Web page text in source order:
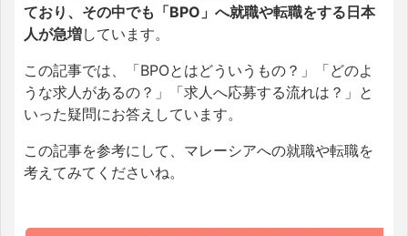
ており、その中でも「BPO」へ就職や転職をする日本
人が急増しています。
この記事では、「BPOとはどういうもの？」「どのよ
うな求人があるの？」「求人へ応募する流れは？」と
いった疑問にお答えしています。
この記事を参考にして、マレーシアへの就職や転職を
考えてみてくださいね。